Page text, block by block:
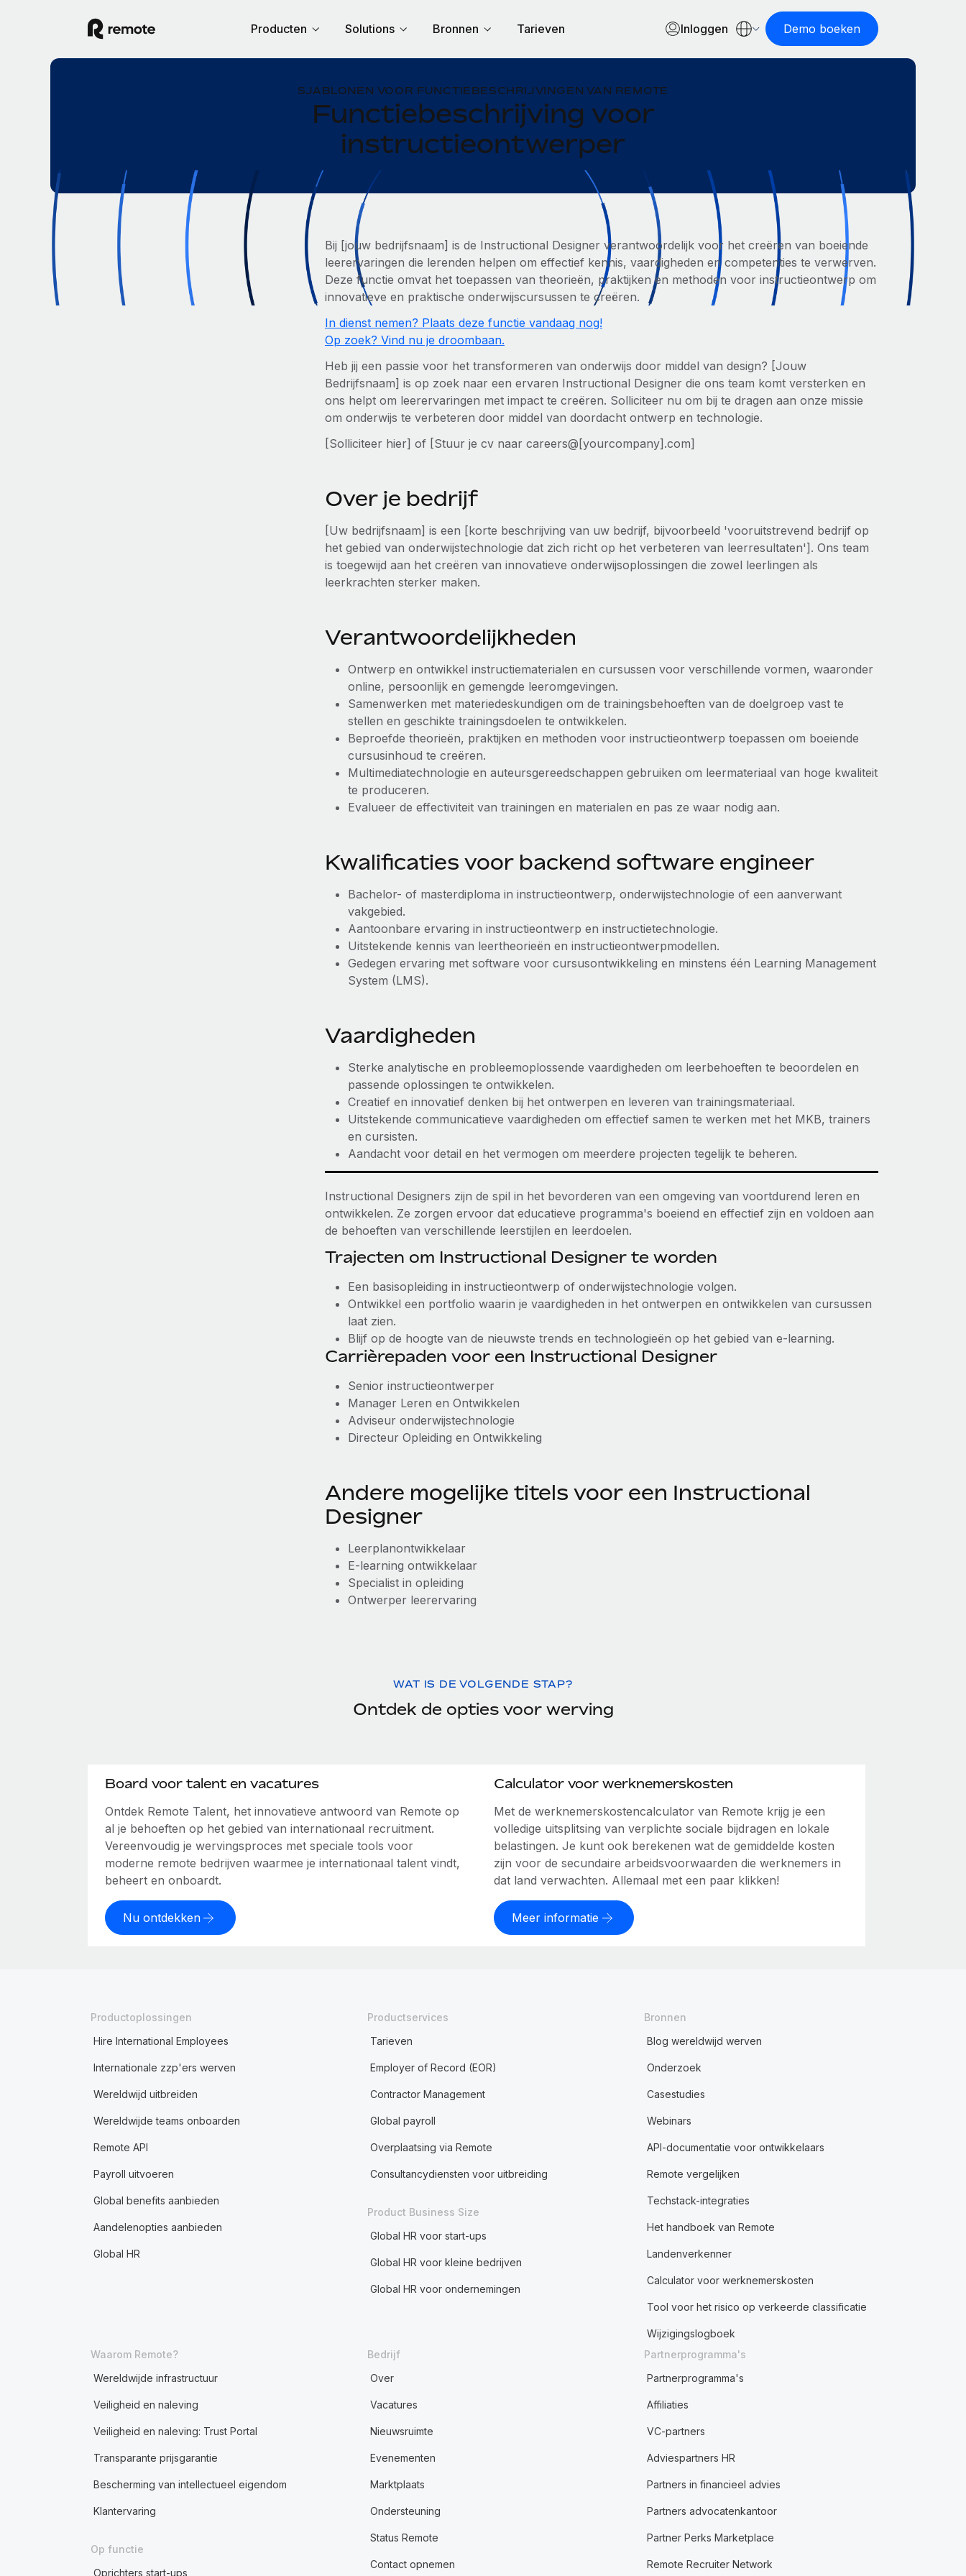
Producten Solutions Bronnen Tarieven Inloggen Demo boeken
SJABLONEN VOOR FUNCTIEBESCHRIJVINGEN VAN REMOTE
Functiebeschrijving voor
instructieontwerper
Bij [jouw bedrijfsnaam] is de Instructional Designer verantwoordelijk voor het creëren van boeiende
leerervaringen die lerenden helpen om effectief kennis, vaardigheden en competenties te verwerven.
Deze functie omvat het toepassen van theorieën, praktijken en methoden voor instructieontwerp om
innovatieve en praktische onderwijscursussen te creëren.
In dienst nemen? Plaats deze functie vandaag nog!
Op zoek? Vind nu je droombaan.
Heb jij een passie voor het transformeren van onderwijs door middel van design? [Jouw
Bedrijfsnaam] is op zoek naar een ervaren Instructional Designer die ons team komt versterken en
ons helpt om leerervaringen met impact te creëren. Solliciteer nu om bij te dragen aan onze missie
om onderwijs te verbeteren door middel van doordacht ontwerp en technologie.
[Solliciteer hier] of [Stuur je cv naar careers@[yourcompany].com]
Over je bedrijf
[Uw bedrijfsnaam] is een [korte beschrijving van uw bedrijf, bijvoorbeeld 'vooruitstrevend bedrijf op
het gebied van onderwijstechnologie dat zich richt op het verbeteren van leerresultaten']. Ons team
is toegewijd aan het creëren van innovatieve onderwijsoplossingen die zowel leerlingen als
leerkrachten sterker maken.
Verantwoordelijkheden
Ontwerp en ontwikkel instructiematerialen en cursussen voor verschillende vormen, waaronder
online, persoonlijk en gemengde leeromgevingen.
Samenwerken met materiedeskundigen om de trainingsbehoeften van de doelgroep vast te
stellen en geschikte trainingsdoelen te ontwikkelen.
Beproefde theorieën, praktijken en methoden voor instructieontwerp toepassen om boeiende
cursusinhoud te creëren.
Multimediatechnologie en auteursgereedschappen gebruiken om leermateriaal van hoge kwaliteit
te produceren.
Evalueer de effectiviteit van trainingen en materialen en pas ze waar nodig aan.
Kwalificaties voor backend software engineer
Bachelor- of masterdiploma in instructieontwerp, onderwijstechnologie of een aanverwant
vakgebied.
Aantoonbare ervaring in instructieontwerp en instructietechnologie.
Uitstekende kennis van leertheorieën en instructieontwerpmodellen.
Gedegen ervaring met software voor cursusontwikkeling en minstens één Learning Management
System (LMS).
Vaardigheden
Sterke analytische en probleemoplossende vaardigheden om leerbehoeften te beoordelen en
passende oplossingen te ontwikkelen.
Creatief en innovatief denken bij het ontwerpen en leveren van trainingsmateriaal.
Uitstekende communicatieve vaardigheden om effectief samen te werken met het MKB, trainers
en cursisten.
Aandacht voor detail en het vermogen om meerdere projecten tegelijk te beheren.
Instructional Designers zijn de spil in het bevorderen van een omgeving van voortdurend leren en
ontwikkelen. Ze zorgen ervoor dat educatieve programma's boeiend en effectief zijn en voldoen aan
de behoeften van verschillende leerstijlen en leerdoelen.
Trajecten om Instructional Designer te worden
Een basisopleiding in instructieontwerp of onderwijstechnologie volgen.
Ontwikkel een portfolio waarin je vaardigheden in het ontwerpen en ontwikkelen van cursussen
laat zien.
Blijf op de hoogte van de nieuwste trends en technologieën op het gebied van e-learning.
Carrièrepaden voor een Instructional Designer
Senior instructieontwerper
Manager Leren en Ontwikkelen
Adviseur onderwijstechnologie
Directeur Opleiding en Ontwikkeling
Andere mogelijke titels voor een Instructional
Designer
Leerplanontwikkelaar
E-learning ontwikkelaar
Specialist in opleiding
Ontwerper leerervaring
WAT IS DE VOLGENDE STAP?
Ontdek de opties voor werving
Board voor talent en vacatures
Ontdek Remote Talent, het innovatieve antwoord van Remote op
al je behoeften op het gebied van internationaal recruitment.
Vereenvoudig je wervingsproces met speciale tools voor
moderne remote bedrijven waarmee je internationaal talent vindt,
beheert en onboardt.
Nu ontdekken
Calculator voor werknemerskosten
Met de werknemerskostencalculator van Remote krijg je een
volledige uitsplitsing van verplichte sociale bijdragen en lokale
belastingen. Je kunt ook berekenen wat de gemiddelde kosten
zijn voor de secundaire arbeidsvoorwaarden die werknemers in
dat land verwachten. Allemaal met een paar klikken!
Meer informatie
Productoplossingen
Hire International Employees
Internationale zzp'ers werven
Wereldwijd uitbreiden
Wereldwijde teams onboarden
Remote API
Payroll uitvoeren
Global benefits aanbieden
Aandelenopties aanbieden
Global HR
Productservices
Tarieven
Employer of Record (EOR)
Contractor Management
Global payroll
Overplaatsing via Remote
Consultancydiensten voor uitbreiding
Product Business Size
Global HR voor start-ups
Global HR voor kleine bedrijven
Global HR voor ondernemingen
Bronnen
Blog wereldwijd werven
Onderzoek
Casestudies
Webinars
API-documentatie voor ontwikkelaars
Remote vergelijken
Techstack-integraties
Het handboek van Remote
Landenverkenner
Calculator voor werknemerskosten
Tool voor het risico op verkeerde classificatie
Wijzigingslogboek
Waarom Remote?
Wereldwijde infrastructuur
Veiligheid en naleving
Veiligheid en naleving: Trust Portal
Transparante prijsgarantie
Bescherming van intellectueel eigendom
Klantervaring
Op functie
Oprichters start-ups
Bedrijf
Over
Vacatures
Nieuwsruimte
Evenementen
Marktplaats
Ondersteuning
Status Remote
Contact opnemen
Partnerprogramma's
Partnerprogramma's
Affiliaties
VC-partners
Adviespartners HR
Partners in financieel advies
Partners advocatenkantoor
Partner Perks Marketplace
Remote Recruiter Network